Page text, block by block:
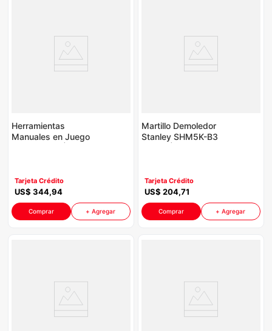
Herramientas
Manuales en Juego
Tarjeta Crédito
US$ 344,94
Comprar + Agregar
Martillo Demoledor
Stanley SHM5K-B3
Tarjeta Crédito
US$ 204,71
Comprar + Agregar